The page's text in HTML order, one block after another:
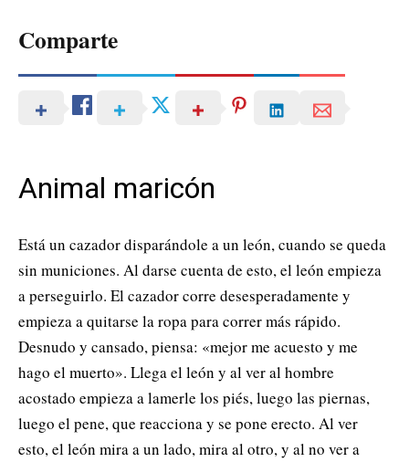
Comparte
Animal maricón
Está un cazador disparándole a un león, cuando se queda
sin municiones. Al darse cuenta de esto, el león empieza
a perseguirlo. El cazador corre desesperadamente y
empieza a quitarse la ropa para correr más rápido.
Desnudo y cansado, piensa: «mejor me acuesto y me
hago el muerto». Llega el león y al ver al hombre
acostado empieza a lamerle los piés, luego las piernas,
luego el pene, que reacciona y se pone erecto. Al ver
esto, el león mira a un lado, mira al otro, y al no ver a